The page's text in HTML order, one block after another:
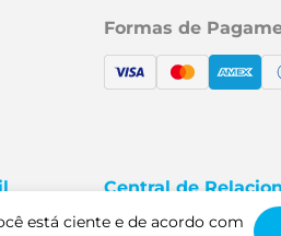
está ciente e de acordo com
Formas de
Central de